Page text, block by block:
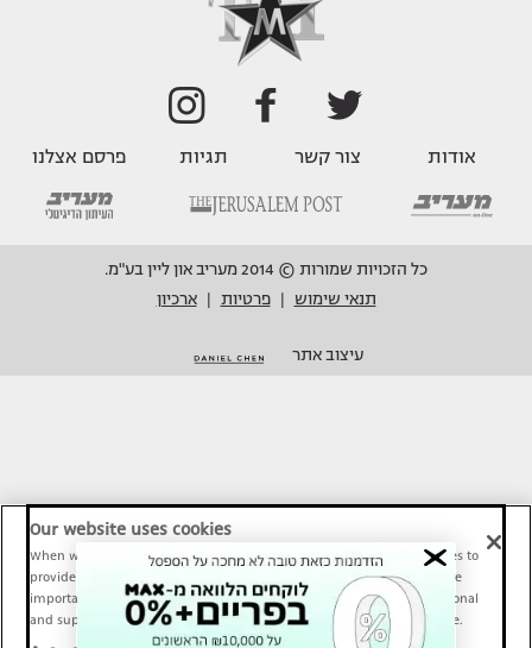
אודות צור קשר תגיות פרסם אצלנו
כל הזכויות שמורות © 2014 מעריב און ליין בע"מ.
תנאי שימוש
פרטיות ארכיון
עיצוב אתר
Our website uses cookies
When we provide Maariv, TMI and Sport1 content online, we use cookies to
provide social media features and to analyze our traffic. These tools are
important and necessary for our website functionality. Others are optional
and support Maariv, TMI and Sport1 activity and your online experience.